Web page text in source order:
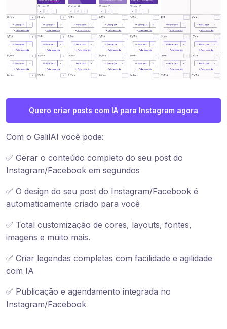
Quero criar posts com IA para Instagram agora
Com o GalilAI você pode:
✅ Gerar o conteúdo completo do seu post do
Instagram/Facebook em segundos
✅ O design do seu post do Instagram/Facebook é
automaticamente criado para você
✅ Total customização de cores, layouts, fontes,
imagens e muito mais.
✅ Criar legendas completas com facilidade e agilidade
com IA
✅ Publicação e agendamento integrada no
Instagram/Facebook